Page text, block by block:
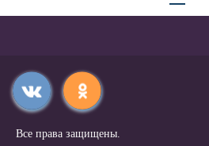
Все права защищены.